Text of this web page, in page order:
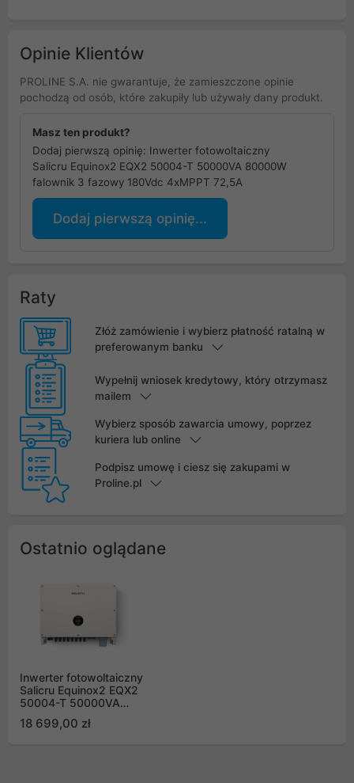
Opinie Klientów
PROLINE S.A. nie gwarantuje, że zamieszczone opinie
pochodzą od osób, które zakupiły lub używały dany produkt.
Masz ten produkt?
Dodaj pierwszą opinię: Inwerter fotowoltaiczny
Salicru Equinox2 EQX2 50004-T 50000VA 80000W
falownik 3 fazowy 180Vdc 4xMPPT 72,5A
Dodaj pierwszą opinię...
Raty
Złóż zamówienie i wybierz płatność ratalną w
preferowanym banku
Wypełnij wniosek kredytowy, który otrzymasz
mailem
Wybierz sposób zawarcia umowy, poprzez
kuriera lub online
Podpisz umowę i ciesz się zakupami w
Proline.pl
Ostatnio oglądane
Inwerter fotowoltaiczny
Salicru Equinox2 EQX2
50004-T 50000VA
fazowy 180Vdc
18 699,00 zł